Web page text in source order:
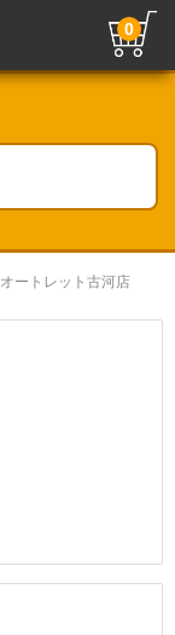
0
オートレット古河店